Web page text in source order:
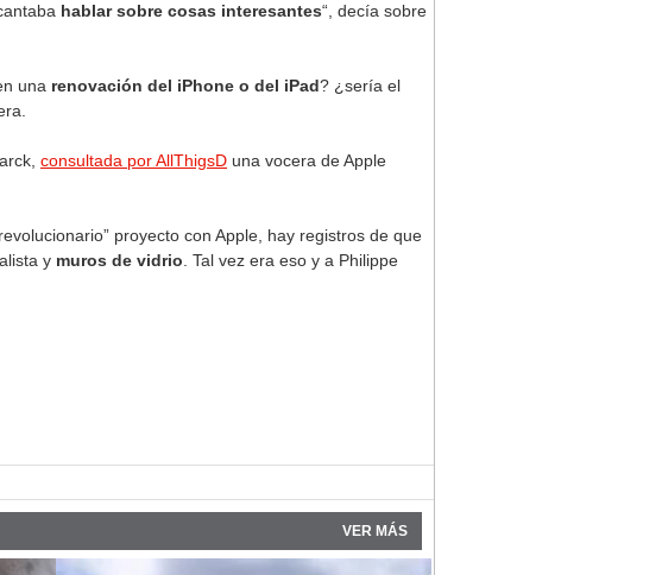
hablar sobre cosas interesantes“, decía sobre
una renovación del iPhone o del iPad? ¿sería el
consultada por AllThigsD una vocera de Apple
proyecto con Apple, hay registros de que
y muros de vidrio . Tal vez era eso y a Philippe
VER MÁS